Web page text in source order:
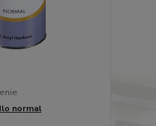
normal